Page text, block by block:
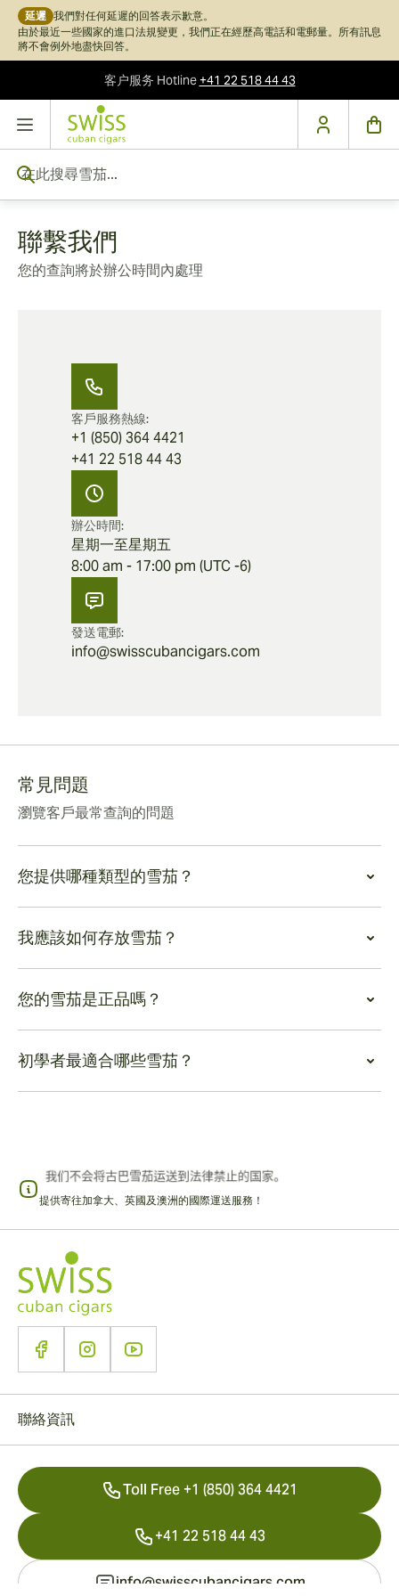
延遲 我們對任何延遲的回答表示歉意。
由於最近一些國家的進口法規變更，我們正在經歷高電話和電郵量。所有訊息
將不會例外地盡快回答。
客户服务 Hotline+41 22 518 44 43
聯繫我們
您的查詢將於辦公時間內處理
客戶服務熱線:
+1 (850) 364 4421
+41 22 518 44 43
辦公時間:
星期一至星期五
8:00 am - 17:00 pm (UTC -6)
發送電郵:
info@swisscubancigars.com
常見問題
瀏覽客戶最常查詢的問題
您提供哪種類型的雪茄？
我應該如何存放雪茄？
您的雪茄是正品嗎？
初學者最適合哪些雪茄？
提供寄往加拿大、英國及澳洲的國際運送服務！
聯絡資訊
Toll Free +1 (850) 364 4421
+41 22 518 44 43
info@swisscubancigars.com